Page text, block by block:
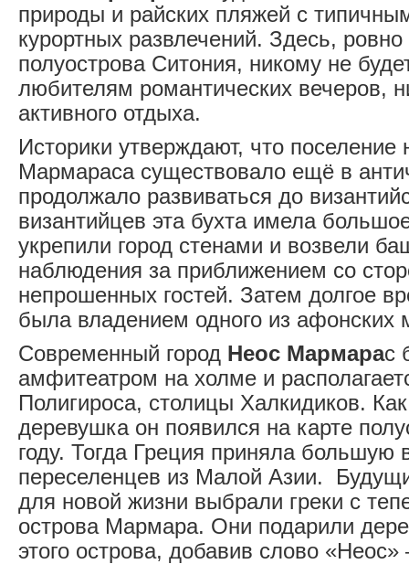
природы и райских пляжей с
курортных развлечений. Здесь,
полуострова Ситония, никому не
любителям романтических вечеров,
активного отдыха.
Историки утверждают, что поселение
Мармараса существовало ещё в
продолжало развиваться до
византийцев эта бухта имела
укрепили город стенами и возвели
наблюдения за приближением со
непрошенных гостей. Затем долгое
была владением одного из афонских
Современный город Неос Мармарас
амфитеатром на холме и
Полигироса, столицы Халкидиков.
деревушка он появился на карте
году. Тогда Греция приняла большую
переселенцев из Малой Азии.
для новой жизни выбрали греки с
острова Мармара. Они подарили
этого острова, добавив слово